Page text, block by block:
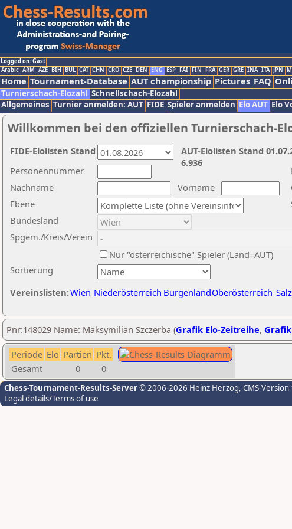
Logged on: Gast
Arabic ARM AZE BIH BUL CAT CHN CRO CZE DEN ENG ESP FAI FIN FRA GER GRE INA ITA JPN
Home Tournament-Database AUT championship Pictures FAQ
Turnierschach-Elozahl Schnellschach-Elozahl
Allgemeines Turnier anmelden: AUT FIDE Spieler anmelden Elo AUT Elo
Willkommen bei den offiziellen Turnierschach-
Nachname
Vorname
Ebene
Sortierung
Personennummer
Bundesland
Spgem./Kreis/Verein
Nur "österreichische" Spieler (Land=AUT)
Vereinslisten:Wien Niederösterreich BurgenlandOberösterreich
AUT-Elolisten Stand
6.936
FIDE-Elolisten Stand
Pnr:148029 Name: Maksymilian Szczerba (Grafik Elo-Zeitreihe,
Periode Elo Partien Pkt.
Gesamt
0 0
Chess-Tournament-Results-Server© 2006-2026 Heinz Herzog, CMS-
Legal details/Terms of use